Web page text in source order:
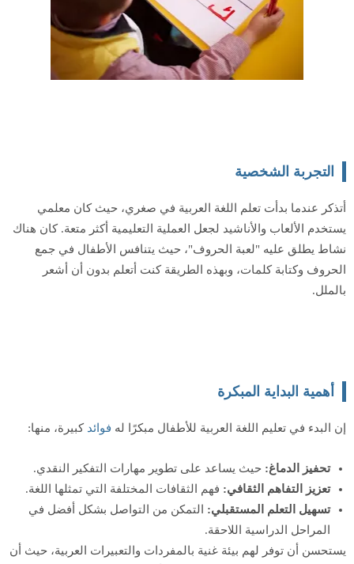
التجربة الشخصية
أتذكر عندما بدأت تعلم اللغة العربية في صغري، حيث كان معلمي
يستخدم الألعاب والأناشيد لجعل العملية التعليمية أكثر متعة. كان هناك
نشاط يطلق عليه "لعبة الحروف"، حيث يتنافس الأطفال في جمع
الحروف وكتابة كلمات، وبهذه الطريقة كنت أتعلم بدون أن أشعر
بالملل.
أهمية البداية المبكرة
إن البدء في تعليم اللغة العربية للأطفال مبكرًا له فوائد كبيرة، منها:
تحفيز الدماغ: حيث يساعد على تطوير مهارات التفكير النقدي.
تعزيز التفاهم الثقافي: فهم الثقافات المختلفة التي تمثلها اللغة.
تسهيل التعلم المستقبلي: التمكن من التواصل بشكل أفضل في
المراحل الدراسية اللاحقة.
يستحسن أن توفر لهم بيئة غنية بالمفردات والتعبيرات العربية، حيث أن